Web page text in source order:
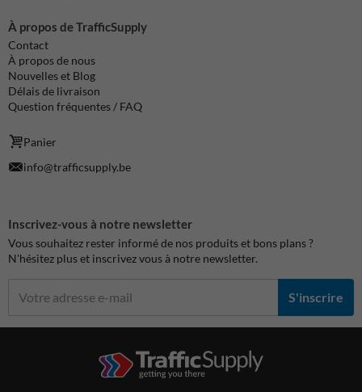
À propos de TrafficSupply
Contact
À propos de nous
Nouvelles et Blog
Délais de livraison
Question fréquentes / FAQ
Panier
info@trafficsupply.be
Inscrivez-vous à notre newsletter
Vous souhaitez rester informé de nos produits et bons plans ?
N'hésitez plus et inscrivez vous à notre newsletter.
S'inscrire